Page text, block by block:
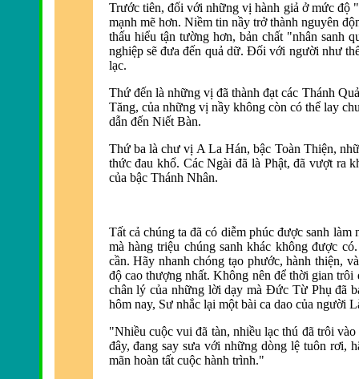
Trước tiên, đối với những vị hành giả ở mức độ
mạnh mẽ hơn. Niềm tin nầy trở thành nguyên
thấu hiểu tận tườnghơn, bản chất "nhân sanh
nghiệp sẽ đưa đến quả dữ. Ðối với người như thế
lạc.
Thứ đến là những vị đã thành đạt các Thánh
Tăng, của những vị nầy không còn có thể lay
dẫn đến Niết Bàn.
Thứ ba là chư vị A La Hán, bậc Toàn Thiện,
thức đau khổ. Các Ngài đã là Phật, đã vượt ra
của bậc Thánh Nhân.
Tất cả chúng ta đã có diễm phúc được sanh làm
mà hàng triệu chúng sanh khác không được
cần. Hãy nhanh chóng tạo phước, hành thiện,
độ cao thượng nhất. Không nên để thời gian trôi
chân lý của những lời dạy mà Ðức Từ Phụ đã
hômnay, Sư nhắc lại một bài ca dao của người
"Nhiều cuộc vui đã tàn, nhiều lạc thú đã trôi
đây, đang say sưa với những dòng lệ tuôn rơi,
mãn hoàn tất cuộc hành trình."